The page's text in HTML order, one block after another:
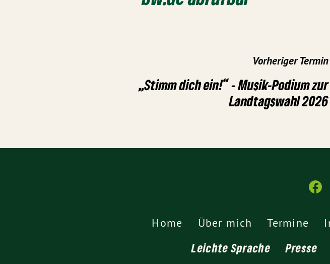
Vorheriger Termin
„Stimm dich ein!“ - Musik-Podium zur
Landtagswahl 2026
Home Über mich Termine
Leichte Sprache Presse